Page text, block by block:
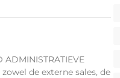
de externe sales, de